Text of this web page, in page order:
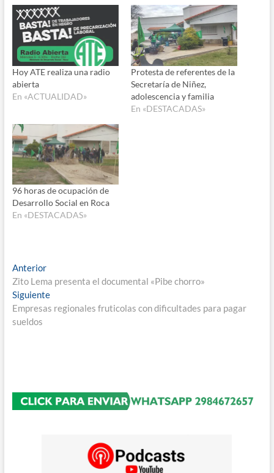
Hoy ATE realiza una radio
abierta
En «ACTUALIDAD»
Protesta de referentes de la
Secretaría de Niñez,
adolescencia y familia
En «DESTACADAS»
96 horas de ocupación de
Desarrollo Social en Roca
En «DESTACADAS»
Navegación
de
entradas
AnteriorEntrada
anterior:
Zito Lema presenta el documental «Pibe chorro»
SiguienteEntrada
siguiente:
Empresas regionales fruticolas con dificultades para pagar
sueldos